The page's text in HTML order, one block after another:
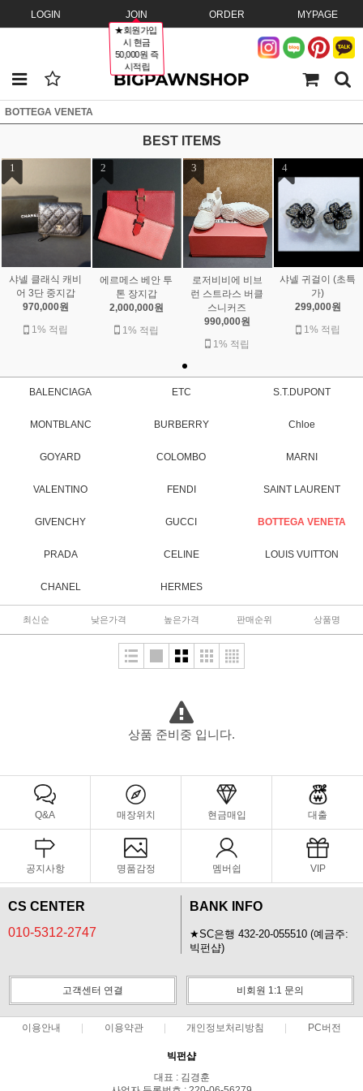
LOGIN JOIN
★회원가입
시 현금
50,000원 즉
시적립
ORDER MYPAGE
BOTTEGA VENETA
BEST ITEMS
1
샤넬 클래식 캐비
어 3단 중지갑
970,000원
1% 적립
2
에르메스 베안 투
톤 장지갑
2,000,000원
1% 적립
3
로저비비에 비브
런 스트라스 버클
스니커즈
990,000원
1% 적립
4
샤넬 귀걸이 (초특
가)
299,000원
1% 적립
BALENCIAGA ETC S.T.DUPONT
MONTBLANC BURBERRY Chloe
GOYARD COLOMBO MARNI
VALENTINO FENDI SAINT LAURENT
GIVENCHY GUCCI BOTTEGA VENETA
PRADA CELINE LOUIS VUITTON
CHANEL HERMES
최신순 낮은가격 높은가격 판매순위 상품명
상품 준비중 입니다.
Q&A 매장위치 현금매입 대출
공지사항 명품감정 멤버쉽 VIP
CS CENTER
010-5312-2747
BANK INFO
★SC은행 432-20-055510 (예금주:
빅펀샵)
고객센터 연결 비회원 1:1 문의
이용안내 이용약관 개인정보처리방침 PC버전
빅펀샵
대표 : 김경훈